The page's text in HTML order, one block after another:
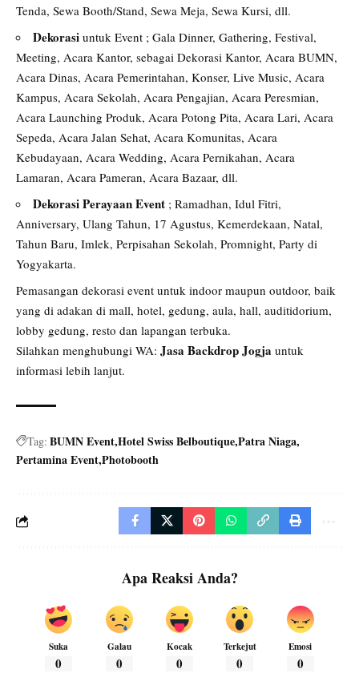
Tenda, Sewa Booth/Stand, Sewa Meja, Sewa Kursi, dll.
Dekorasi untuk Event ; Gala Dinner, Gathering, Festival,
Meeting, Acara Kantor, sebagai Dekorasi Kantor, Acara BUMN,
Acara Dinas, Acara Pemerintahan, Konser, Live Music, Acara
Kampus, Acara Sekolah, Acara Pengajian, Acara Peresmian,
Acara Launching Produk, Acara Potong Pita, Acara Lari, Acara
Sepeda, Acara Jalan Sehat, Acara Komunitas, Acara
Kebudayaan, Acara Wedding, Acara Pernikahan, Acara
Lamaran, Acara Pameran, Acara Bazaar, dll.
Dekorasi Perayaan Event ; Ramadhan, Idul Fitri,
Anniversary, Ulang Tahun, 17 Agustus, Kemerdekaan, Natal,
Tahun Baru, Imlek, Perpisahan Sekolah, Promnight, Party di
Yogyakarta.
Pemasangan dekorasi event untuk indoor maupun outdoor, baik
yang di adakan di mall, hotel, gedung, aula, hall, auditidorium,
lobby gedung, resto dan lapangan terbuka.
Silahkan menghubungi WA: Jasa Backdrop Jogja untuk
informasi lebih lanjut.
Tag: BUMN EventHotel Swiss BelboutiquePatra Niaga
Pertamina EventPhotobooth
Apa Reaksi Anda?
Suka
0
Galau
0
Kocak
0
Terkejut
0
Emosi
0